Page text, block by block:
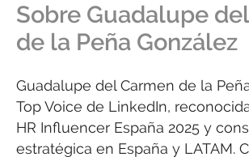
Sobre Guadalupe
de la Peña González
Guadalupe del Carmen de la
Top Voice de LinkedIn,
HR Influencer España 2025 y
estratégica en España y LATAM.